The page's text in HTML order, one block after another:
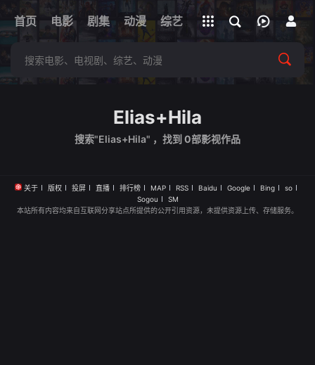
首页 电影 剧集 动漫 综艺 短剧 直播 APP
下载客户端
立即登录
Elias+Hila
搜索"Elias+Hila" ，找到 0部影视作品
关于 版权 投屏 直播 排行榜 MAP RSS Baidu Google Bing
so
Sogou
SM
本站所有内容均来自互联网分享站点所提供的公开引用资源，未提供资源上传、存储服务。